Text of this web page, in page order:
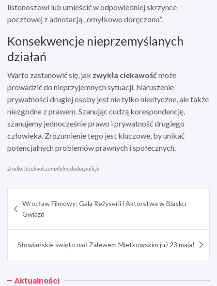
listonoszowi lub umieścić w odpowiedniej skrzynce
pocztowej z adnotacją „omyłkowo doręczono”.
Konsekwencje nieprzemyślanych
działań
Warto zastanowić się, jak zwykła ciekawośćmoże
prowadzić do nieprzyjemnych sytuacji. Naruszenie
prywatności drugiej osoby jest nie tylko nieetyczne, ale także
niezgodne z prawem. Szanując cudzą korespondencję,
szanujemy jednocześnie prawo i prywatność drugiego
człowieka. Zrozumienie tego jest kluczowe, by unikać
potencjalnych problemów prawnych i społecznych.
Źródło: facebook.com/dolnoslaska.policja
wpisu
Wrocław Filmowy: Gala Reżyserii i Aktorstwa w Blasku
Gwiazd
Słowiańskie święto nad Zalewem Mietkowskim już 23 maja!
Aktualności